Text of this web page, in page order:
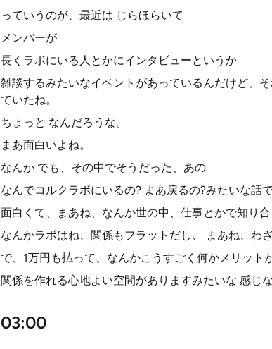
っていうのが、最近は じらほらいて
メンバーが
長くラボにいる人とかにインタビューというか
雑談するみたいなイベントがあっているんだけど、
ていたね。
ちょっと なんだろうな。
まあ面白いよね。
なんか でも、その中でそうだった、あの
なんでコルクラボにいるの? まあ戻るの?みたいな話
面白くて、まあね、なんか世の中、仕事とかで知り
なんかラボはね、関係もフラットだし、 まあね、わ
で、1万円も払って、なんかこうすごく何かメリッ
関係を作れる心地よい空間がありますみたいな 感じ
03:00